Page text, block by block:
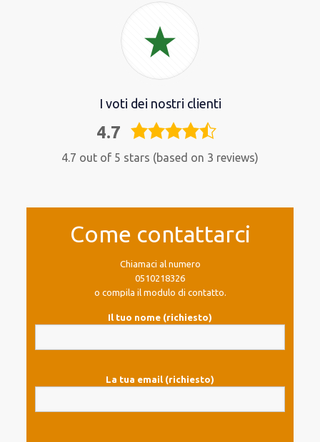
I voti dei nostri clienti
4.7
4,7
4.7 out of 5 stars (based on 3 reviews)
Come contattarci
Chiamaci al numero
0510218326
o compila il modulo di contatto.
Il tuo nome (richiesto)
La tua email (richiesto)